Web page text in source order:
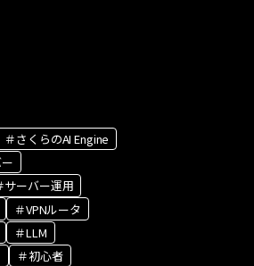
＃さくらのAI Engine
サーバー運用
＃VPNルータ
＃LLM
＃初心者